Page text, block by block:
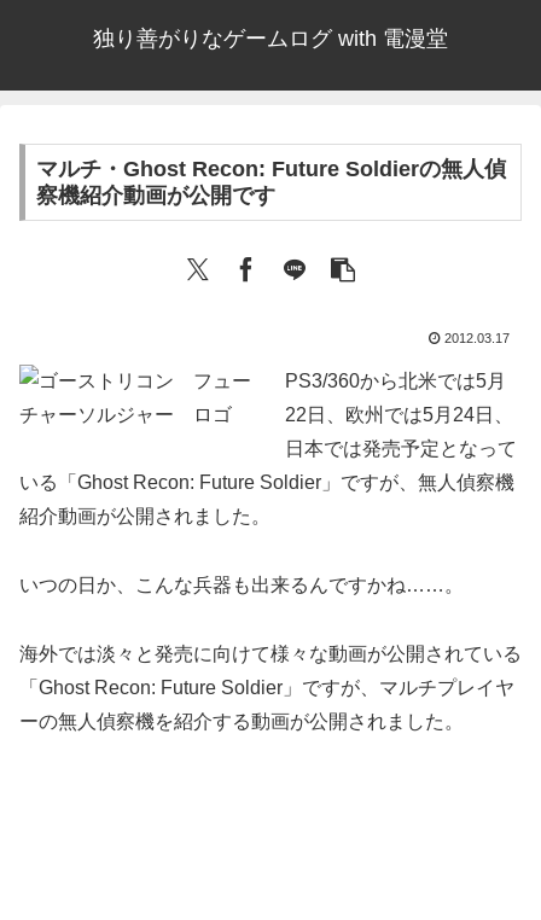
独り善がりなゲームログ with 電漫堂
マルチ・Ghost Recon: Future Soldierの無人偵
察機紹介動画が公開です
2012.03.17
PS3/360から北米では5月
22日、欧州では5月24日、
日本では発売予定となって
いる「Ghost Recon: Future Soldier」ですが、無人偵察機
紹介動画が公開されました。
いつの日か、こんな兵器も出来るんですかね……。
海外では淡々と発売に向けて様々な動画が公開されている
「Ghost Recon: Future Soldier」ですが、マルチプレイヤ
ーの無人偵察機を紹介する動画が公開されました。